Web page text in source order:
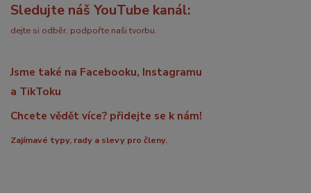
Sledujte náš YouTube kanál:
dejte si odběr, podpořte naši tvorbu.
Jsme také na Facebooku, Instagramu
a TikToku
Chcete vědět více? přidejte se k nám!
Zajímavé typy, rady a slevy pro členy.